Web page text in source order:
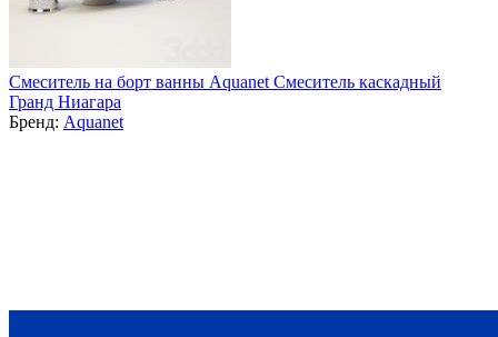
Смеситель на борт ванны Aquanet Смеситель каскадный
Гранд Ниагара
Бренд: Aquanet